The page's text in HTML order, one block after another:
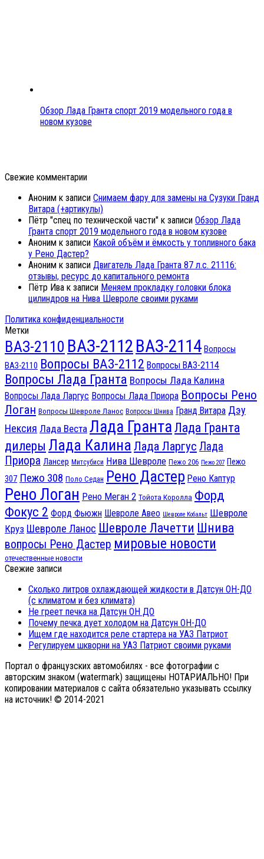
Обзор Лада Гранта спорт 2019 модельного года в
новом кузове
Свежие комментарии
Аноним к записи Снимаем фару для замены на Сузуки Гранд
Витара (+артикулы)
Пётр "спец по технической части" к записи Обзор Лада
Гранта спорт 2019 модельного года в новом кузове
Аноним к записи Какой объём и ёмкость у топливного бака
у Рено Дастер?
Аноним к записи Двигатель Лада Гранта 87 л.с. 21116:
отзывы, ресурс до капитального ремонта
Пётр Ива к записи Меняем прокладку головки блока
цилиндров на Нива Шевроле своими руками
Политика конфиденциальности
Метки
ВАЗ-2110 ВАЗ-2112 ВАЗ-2114 Вопросы
ВАЗ-2110 Вопросы ВАЗ-2112 Вопросы ВАЗ-2114
Вопросы Лада Гранта Вопросы Лада Калина
Вопросы Лада Ларгус Вопросы Лада Приора Вопросы Рено
Логан Вопросы Шевроле Ланос Вопросы Шнива Гранд Витара Дэу
Нексия Лада Веста Лада Гранта Лада Гранта
дилеры Лада Калина Лада Ларгус Лада
Приора Лансер Митсубиси Нива Шевроле Пежо 206 Пежо 207 Пежо
307 Пежо 308 Поло Седан Рено Дастер Рено Каптур
Рено Логан Рено Меган 2 Тойота Королла Форд
Фокус 2 Форд Фьюжн Шевроле Авео Шевроле Кобальт Шевроле
Круз Шевроле Ланос Шевроле Лачетти Шнива
вопросы Рено Дастер мировые новости
отечественные новости
Свежие записи
Сколько литров охлаждающей жидкости в Датсун ОН-ДО
(с климатом и без климата)
Не греет печка на Датсун ОН ДО
Почему печка дует холодом на Датсун ОН-ДО
Ищем где находится реле стартера на УАЗ Патриот
Регулируем шкворни на УАЗ Патриот своими руками
Портал о французских автомобилях - все фотографии с
авторским знаком (watermark) защищены НОТАРИАЛЬНО! При
копировании материалов с сайта обязательно указывать ссылку
на источник! © 2014-2021